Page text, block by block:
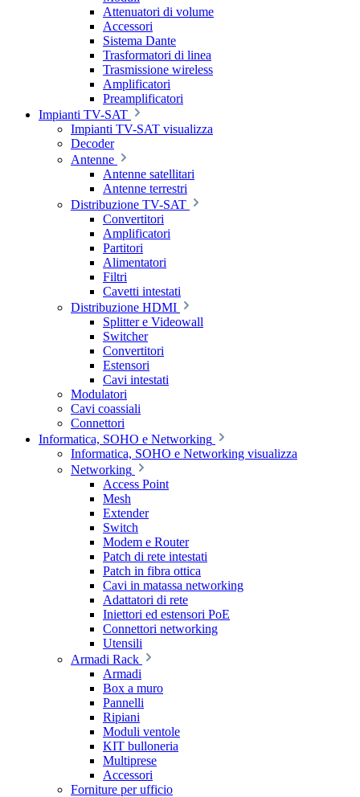
Attenuatori di volume
Accessori
Sistema Dante
Trasformatori di linea
Trasmissione wireless
Amplificatori
Preamplificatori
Impianti TV-SAT
Impianti TV-SAT visualizza
Decoder
Antenne
Antenne satellitari
Antenne terrestri
Distribuzione TV-SAT
Convertitori
Amplificatori
Partitori
Alimentatori
Filtri
Cavetti intestati
Distribuzione HDMI
Splitter e Videowall
Switcher
Convertitori
Estensori
Cavi intestati
Modulatori
Cavi coassiali
Connettori
Informatica, SOHO e Networking
Informatica, SOHO e Networking visualizza
Networking
Access Point
Mesh
Extender
Switch
Modem e Router
Patch di rete intestati
Patch in fibra ottica
Cavi in matassa networking
Adattatori di rete
Iniettori ed estensori PoE
Connettori networking
Utensili
Armadi Rack
Armadi
Box a muro
Pannelli
Ripiani
Moduli ventole
KIT bulloneria
Multiprese
Accessori
Forniture per ufficio